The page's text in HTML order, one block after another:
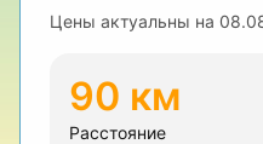
Цены актуальны на
90 км
Расстояние